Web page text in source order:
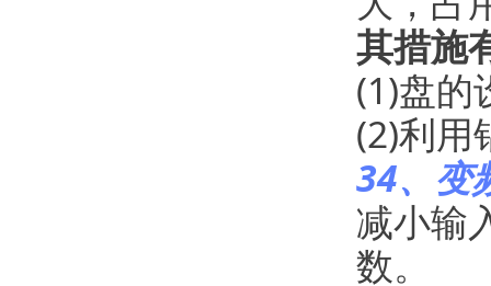
其措施
(1)盘的
(2)利用
34、变
减小输
数。